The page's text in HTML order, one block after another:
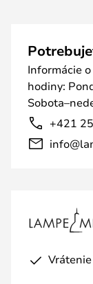
Informácie
hodiny:
+421